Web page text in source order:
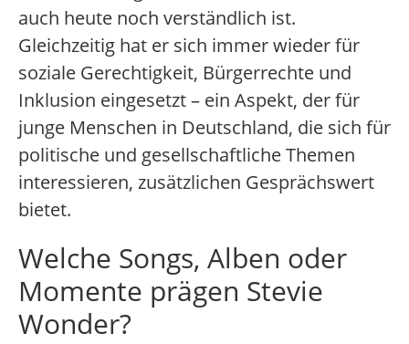
auch heute noch verständlich ist.
Gleichzeitig hat er sich immer wieder für
soziale Gerechtigkeit, Bürgerrechte und
Inklusion eingesetzt – ein Aspekt, der für
junge Menschen in Deutschland, die sich für
politische und gesellschaftliche Themen
interessieren, zusätzlichen Gesprächswert
bietet.
Welche Songs, Alben oder
Momente prägen Stevie
Wonder?